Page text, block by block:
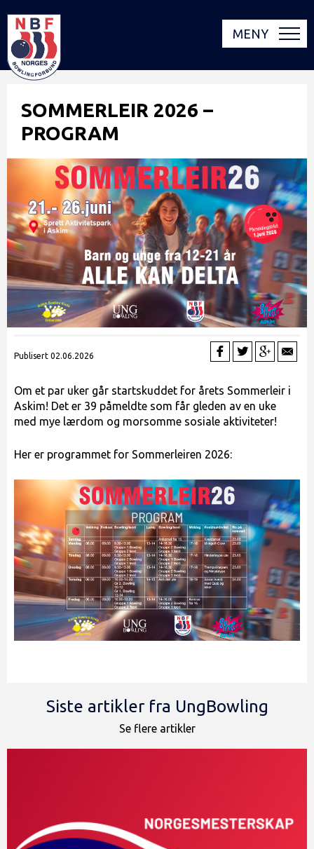
MENY
SOMMERLEIR 2026 –
PROGRAM
Publisert 02.06.2026
Om et par uker går startskuddet for årets Sommerleir i
Askim! Det er 39 påmeldte som får gleden av en uke
med mye lærdom og morsomme sosiale aktiviteter!
Her er programmet for Sommerleiren 2026:
Siste artikler fra UngBowling
Se flere artikler